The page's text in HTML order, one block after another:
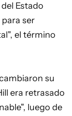
Estado
ser
el término
su
era retrasado
luego de